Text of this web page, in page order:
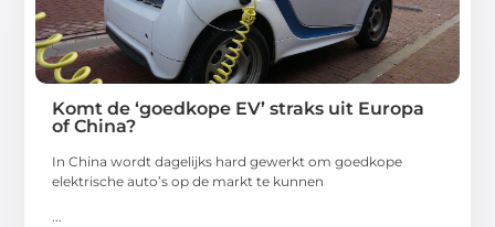
Komt de ‘goedkope EV’ straks uit Europa
of China?
In China wordt dagelijks hard gewerkt om goedkope
elektrische auto’s op de markt te kunnen
...